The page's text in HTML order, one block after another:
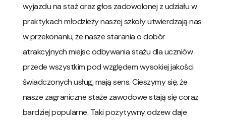
wyjazdu na staż oraz głos zadowolonej z udziału w
praktykach młodzieży naszej szkoły utwierdzają nas
w przekonaniu, że nasze starania o dobór
atrakcyjnych miejsc odbywania stażu dla uczniów
przede wszystkim pod względem wysokiej jakości
świadczonych usług, mają sens. Cieszymy się, że
nasze zagraniczne staże zawodowe stają się coraz
bardziej popularne. Taki pozytywny odzew daje